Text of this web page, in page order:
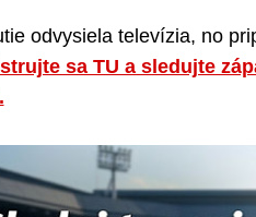
odvysiela televízia, no
sa TU a sledujte